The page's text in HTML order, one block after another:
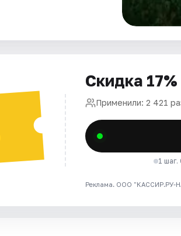
Скидка
Применили: 2 421
1
Реклама. ООО "КАССИР.РУ-